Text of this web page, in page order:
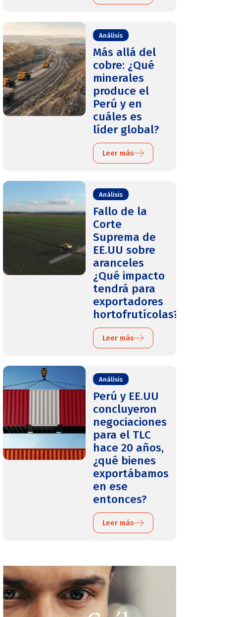
Análisis
Más allá del
cobre: ¿Qué
minerales
produce el
Perú y en
cuáles es
líder global?
Leer más
Análisis
Fallo de la
Corte
Suprema de
EE.UU sobre
aranceles
¿Qué impacto
tendrá para
exportadores
hortofrutícolas?
Leer más
Análisis
Perú y EE.UU
concluyeron
negociaciones
para el TLC
hace 20 años,
¿qué bienes
exportábamos
en ese
entonces?
Leer más